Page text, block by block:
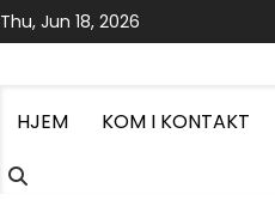
Skip
to
Thu, Jun 18, 2026
HJEM KOM I KONTAKT